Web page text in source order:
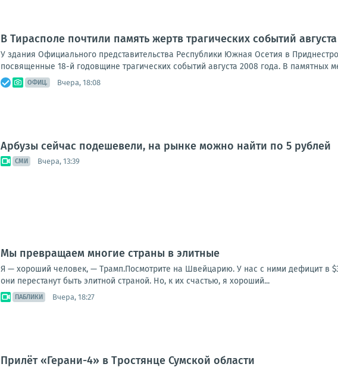
В Тирасполе почтили память жертв трагических событий
У здания Официального представительства Республики Южная Осетия в
посвященные 18-й годовщине трагических событий августа 2008 года. В памятных
ОФИЦ. Вчера, 18:08
Арбузы сейчас подешевели, на рынке можно найти по 5 рублей
СМИ Вчера, 13:39
Мы превращаем многие страны в элитные
Я — хороший человек, — Трамп.Посмотрите на Швейцарию. У нас с ними дефицит в
они перестанут быть элитной страной. Но, к их счастью, я хороший...
ПАБЛИКИ Вчера, 18:27
Прилёт «Герани-4» в Тростянце Сумской области